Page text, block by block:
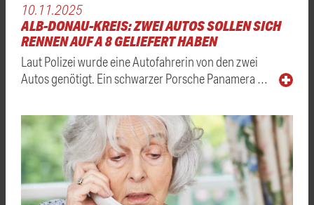
10.11.2025
ALB-DONAU-KREIS: ZWEI AUTOS SOLLEN SICH
RENNEN AUF A 8 GELIEFERT HABEN
Laut Polizei wurde eine Autofahrerin von den zwei
Autos genötigt. Ein schwarzer Porsche Panamera …